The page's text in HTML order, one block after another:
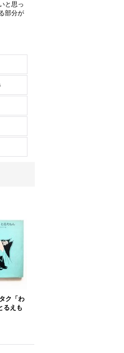
と思っ
部分が
ク「わ
るえも